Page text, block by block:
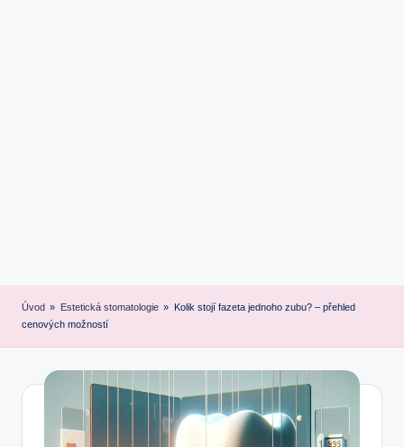
Úvod » Estetická stomatologie » Kolik stojí fazeta jednoho zubu? – přehled
cenových možností